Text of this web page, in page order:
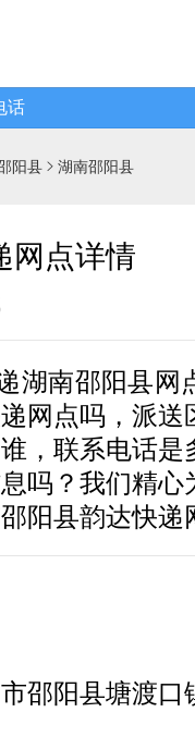
话
阳县  湖南邵阳县
网点详情
湖南邵阳县网
网点吗，派
，联系电话是
吗？我们精心
阳县韵达快
邵阳县塘渡口